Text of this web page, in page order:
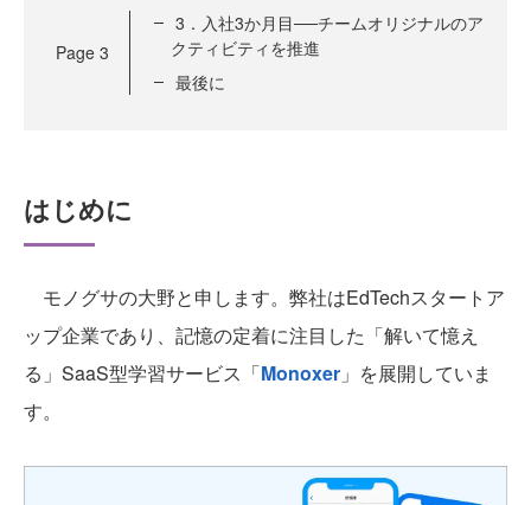
Page 3
3．入社3か月目──チームオリジナルのア
クティビティを推進
最後に
はじめに
モノグサの大野と申します。弊社はEdTechスタートア
ップ企業であり、記憶の定着に注目した「解いて憶え
る」SaaS型学習サービス「Monoxer 」を展開していま
す。